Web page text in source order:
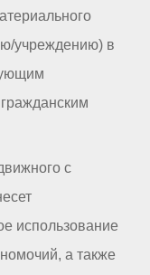
учреждению) в
с
использование
а также